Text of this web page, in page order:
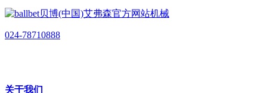
024-78710888
关于我们